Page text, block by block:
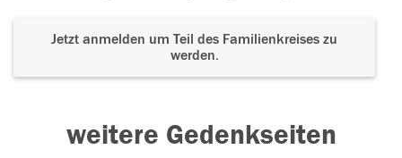
Jetzt anmelden um Teil des Familienkreises zu
werden.
weitere Gedenkseiten